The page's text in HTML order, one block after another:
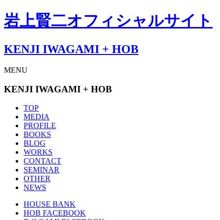
岩上賢二オフィシャルサイト
KENJI IWAGAMI + HOB
MENU
KENJI IWAGAMI + HOB
TOP
MEDIA
PROFILE
BOOKS
BLOG
WORKS
CONTACT
SEMINAR
OTHER
NEWS
HOUSE BANK
HOB FACEBOOK